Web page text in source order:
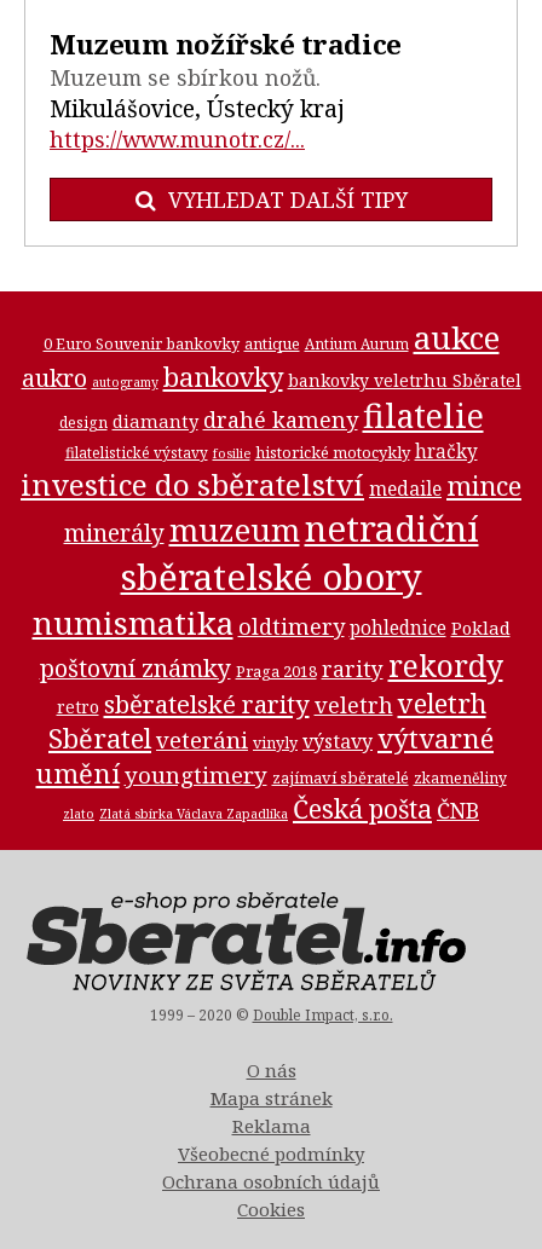
Muzeum nožířské tradice
Muzeum se sbírkou nožů.
Mikulášovice, Ústecký kraj
https://www.munotr.cz/...
VYHLEDAT DALŠÍ TIPY
0 Euro Souvenir bankovky antique Antium Aurum aukce
aukro autogramy bankovky bankovky veletrhu Sběratel
design diamanty drahé kamenyfilatelie
filatelistické výstavy fosilie historické motocykly hračky
investice do sběratelství medaile mince
minerálymuzeumnetradiční
sběratelské obory
numismatika oldtimery pohlednice Poklad
poštovní známky Praga 2018 rarity rekordy
retro sběratelské rarityveletrhveletrh
Sběratelveteráni vinyly výstavyvýtvarné
uměníyoungtimery zajímaví sběratelé zkameněliny
zlato Zlatá sbírka Václava Zapadlíka Česká pošta ČNB
1999 – 2020 © Double Impact, s.r.o.
O nás
Mapa stránek
Reklama
Všeobecné podmínky
Ochrana osobních údajů
Cookies